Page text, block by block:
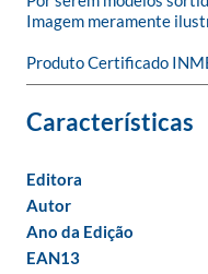
Imagem meramente
Produto Certificado
Editora
Autor
Ano da Edição
EAN13